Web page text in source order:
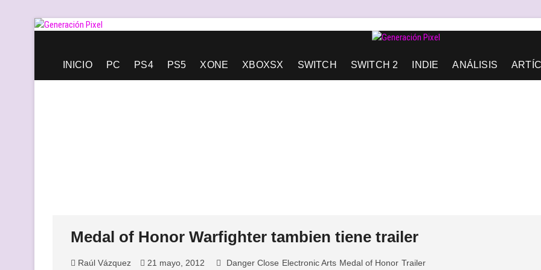
Saltar
Generación Pixel
INICIO PC PS4 PS5 XONE XBOXSX SWITCH SWITCH 2 INDIE ANÁLISIS
Medal of Honor Warfighter tambien tiene trailer
Raúl Vázquez 21 mayo, 2012 Danger Close Electronic Arts Medal of Honor Trailer